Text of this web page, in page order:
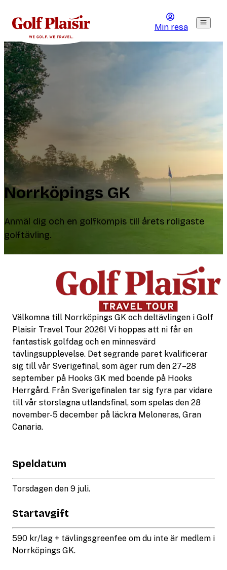
Min resa
Norrköpings GK
Anmäl dig och en golfkompis till årets roligaste
golftävling.
Välkomna till Norrköpings GK och deltävlingen i Golf
Plaisir Travel Tour 2026! Vi hoppas att ni får en
fantastisk golfdag och en minnesvärd
tävlingsupplevelse. Det segrande paret kvalificerar
sig till vår Sverigefinal, som äger rum den 27–28
september på Hooks GK med boende på Hooks
Herrgård. Från Sverigefinalen tar sig fyra par vidare
till vår storslagna utlandsfinal, som spelas den 28
november-5 december på läckra Meloneras, Gran
Canaria.
Speldatum
Torsdagen den 9 juli.
Startavgift
590 kr/lag + tävlingsgreenfee om du inte är medlem i
Norrköpings GK.